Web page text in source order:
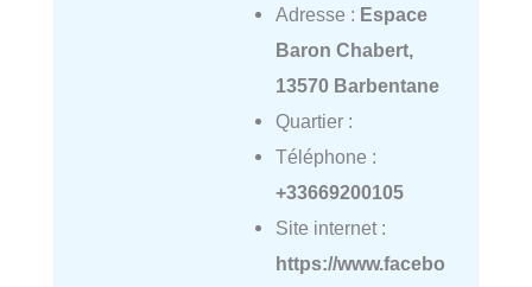
Adresse : Espace
Baron Chabert,
13570 Barbentane
Quartier :
Téléphone :
+33669200105
Site internet :
https://www.facebo